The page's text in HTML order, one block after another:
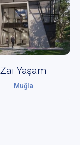
Zai Yaşam
Muğla